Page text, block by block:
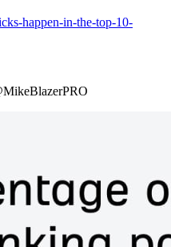
happen-in-the-top-10-